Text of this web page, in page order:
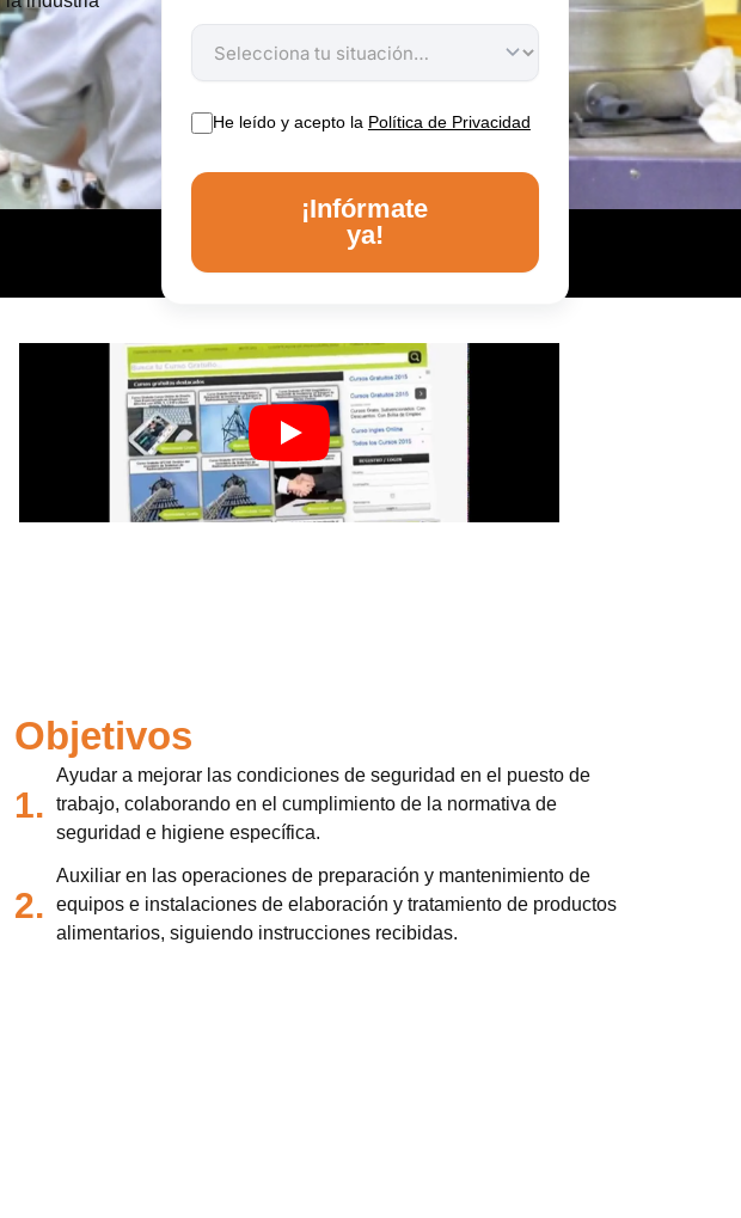
He leído y acepto la Política de Privacidad
¡Infórmate
ya!
Objetivos
1.
Ayudar a mejorar las condiciones de seguridad en el puesto de
trabajo, colaborando en el cumplimiento de la normativa de
seguridad e higiene específica.
2.
Auxiliar en las operaciones de preparación y mantenimiento de
equipos e instalaciones de elaboración y tratamiento de productos
alimentarios, siguiendo instrucciones recibidas.